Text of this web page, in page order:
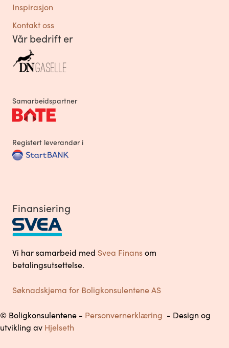
Inspirasjon
Kontakt oss
Vår bedrift er
Samarbeidspartner
Registert leverandør i
Finansiering
Vi har samarbeid med Svea Finansom
betalingsutsettelse.
Søknadskjema for Boligkonsulentene AS
© Boligkonsulentene - Personvernerklæring - Design og
utvikling av Hjelseth